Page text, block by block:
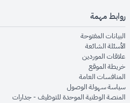
روابط مهمة
البيانات المفتوحةopens in new window
الأسئلة الشائعةopens in new window
علاقات الموردينopens in new window
خريطة الموقعopens in new window
المنافسات العامةopens in new window
سياسة سهولة الوصولopens in new window
المنصة الوطنية الموحدة للتوظيف - جدارات